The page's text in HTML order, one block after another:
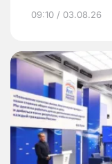
09:10 / 03.08.26